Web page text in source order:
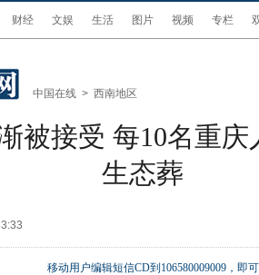
财经 文娱 生活 图片 视频 专栏
中国在线 > 西南地区
被接受 每10名重庆
生态葬
移动用户编辑短信CD到106580009009，即